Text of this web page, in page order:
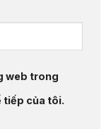
web trong
tiếp của tôi.